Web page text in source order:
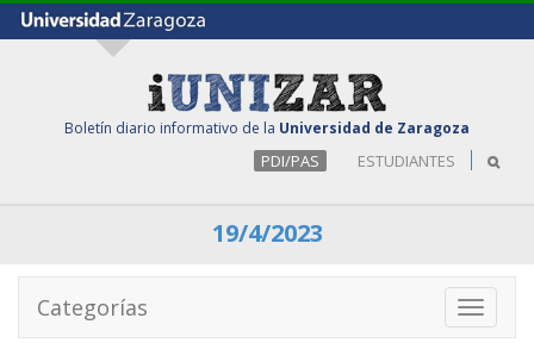
Boletín diario informativo de la Universidad de Zaragoza
PDI/PAS ESTUDIANTES
19/4/2023
Toggle
Categorías